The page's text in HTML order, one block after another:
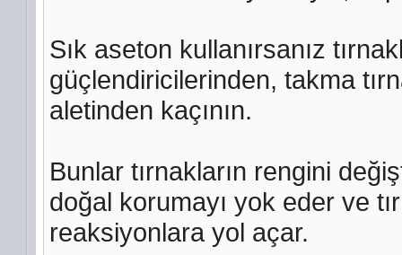
Sık aseton kullanırsanız
güçlendiricilerinden, takma
aletinden kaçının.
Bunlar tırnakların rengini
doğal korumayı yok eder ve
reaksiyonlara yol açar.